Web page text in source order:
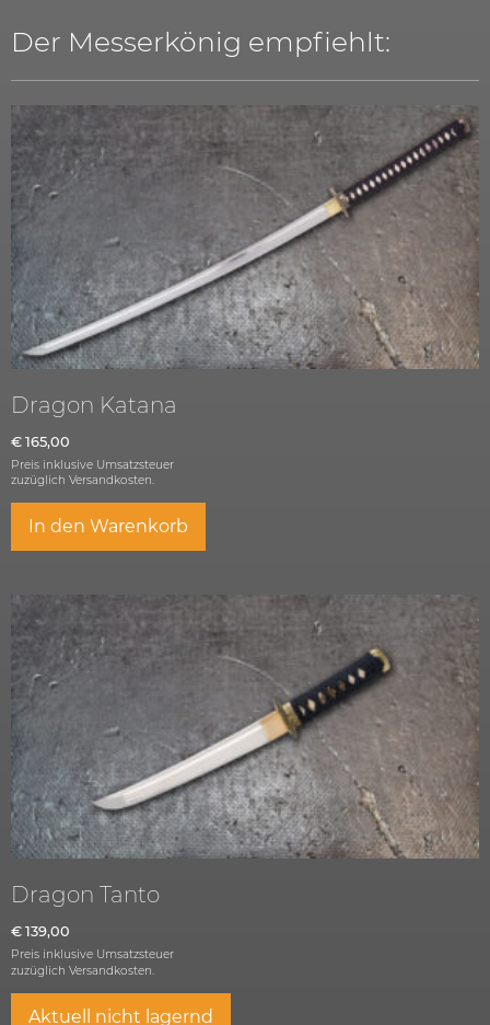
Der Messerkönig empfiehlt:
Dragon Katana
€ 165,00
Preis inklusive Umsatzsteuer
zuzüglich Versandkosten.
In den Warenkorb
Dragon Tanto
€ 139,00
Preis inklusive Umsatzsteuer
zuzüglich Versandkosten.
Aktuell nicht lagernd